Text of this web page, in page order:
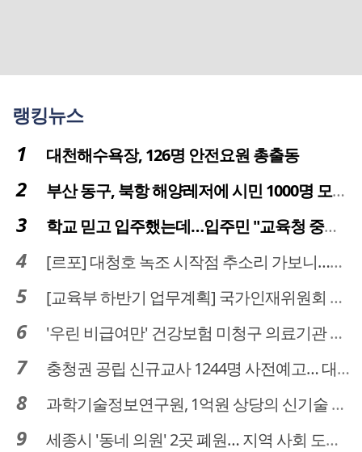
랭킹뉴스
대천해수욕장, 126명 안전요원 총출동
부산 동구, 북항 해양레저에 시민 1000명 모였다
학교 믿고 입주했는데…입주민 "교육청 중재 나서라"
[르포] 대청호 녹조 시작점 추소리 가보니…걷어내도 짙은 초록빛
[교육부 하반기 업무계획] 국가인재위원회 신설… 거점국립대 3곳 성장엔진·AI 분야 패키지 지원
'우린 비급여만' 건강보험 미청구 의료기관 대전 65곳 충남 31곳
충청권 공립 신규교사 1244명 사전예고… 대전 초등 34명서 4명으로
과학기술정보연구원, 1억원 상당의 신기술 기업 이전 완료
세종시 '동네 의원' 2곳 폐원… 지역 사회 도마 위